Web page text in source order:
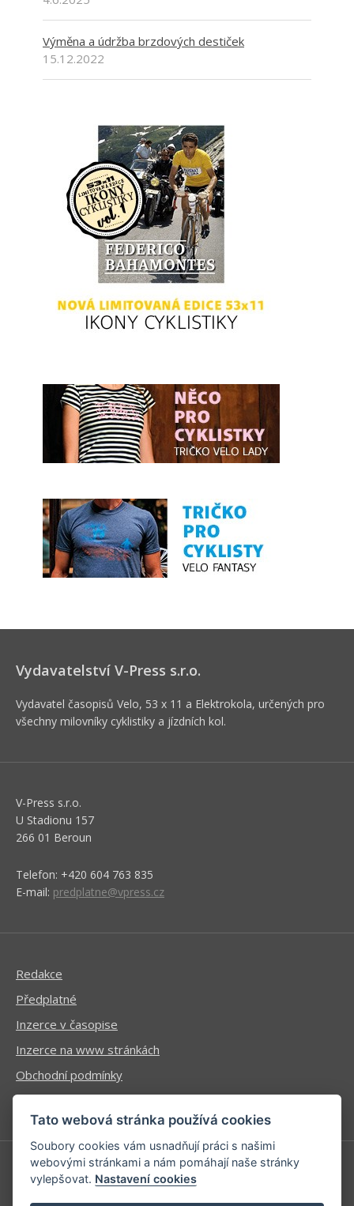
Výměna a údržba brzdových destiček
15.12.2022
Vydavatelství V-Press s.r.o.
Vydavatel časopisů Velo, 53 x 11 a Elektrokola, určených pro
všechny milovníky cyklistiky a jízdních kol.
V-Press s.r.o.
U Stadionu 157
266 01 Beroun
Telefon: +420 604 763 835
E-mail: predplatne@vpress.cz
Redakce
Předplatné
Inzerce v časopise
Inzerce na www stránkách
Obchodní podmínky
Ochrana osobních údajů
Příhlášení | Registrace
Tato webová stránka používá cookies
Soubory cookies vám usnadňují práci s našimi
webovými stránkami a nám pomáhají naše stránky
vylepšovat. Nastavení cookies